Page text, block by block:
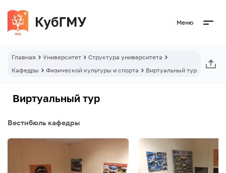
Меню
Главная Университет
Структура университета
Кафедры
Физической культуры и спорта Виртуальный тур
Виртуальный тур
Вестибюль кафедры